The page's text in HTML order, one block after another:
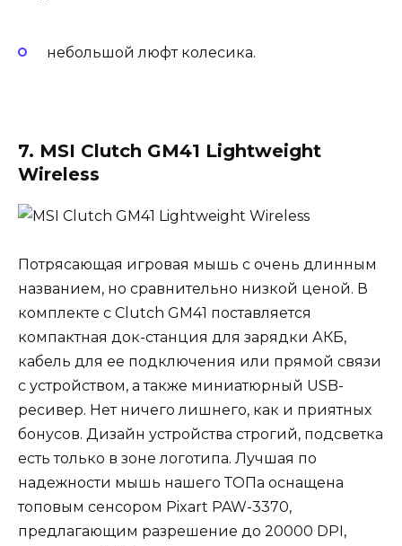
небольшой люфт колесика.
7. MSI Clutch GM41 Lightweight
Wireless
Потрясающая игровая мышь с очень длинным
названием, но сравнительно низкой ценой. В
комплекте с Clutch GM41 поставляется
компактная док-станция для зарядки АКБ,
кабель для ее подключения или прямой связи
с устройством, а также миниатюрный USB-
ресивер. Нет ничего лишнего, как и приятных
бонусов. Дизайн устройства строгий, подсветка
есть только в зоне логотипа. Лучшая по
надежности мышь нашего ТОПа оснащена
топовым сенсором Pixart PAW-3370,
предлагающим разрешение до 20000 DPI,